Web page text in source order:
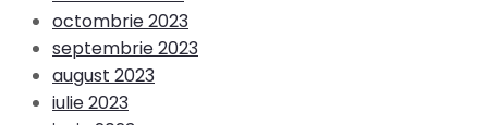
octombrie 2023
septembrie 2023
august 2023
iulie 2023